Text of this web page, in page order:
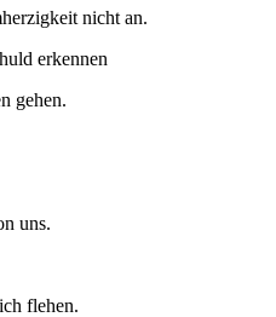
nicht an.
erkennen
gehen.
uns.
flehen.